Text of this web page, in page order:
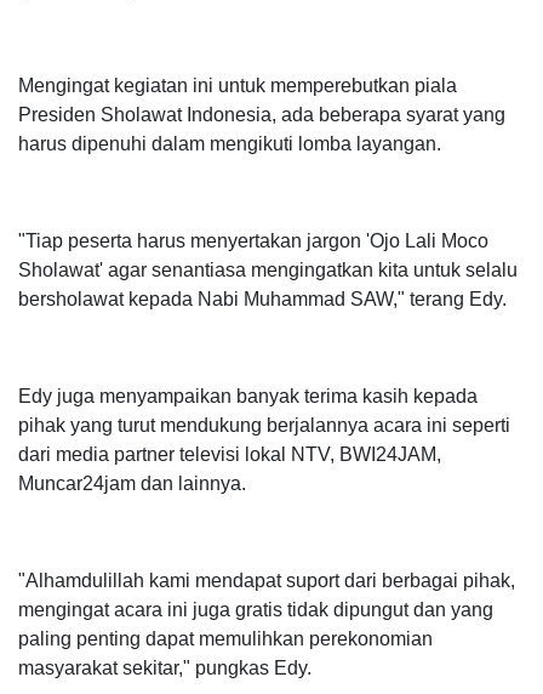
Mengingat kegiatan ini untuk memperebutkan piala
Presiden Sholawat Indonesia, ada beberapa syarat yang
harus dipenuhi dalam mengikuti lomba layangan.
"Tiap peserta harus menyertakan jargon 'Ojo Lali Moco
Sholawat' agar senantiasa mengingatkan kita untuk selalu
bersholawat kepada Nabi Muhammad SAW," terang Edy.
Edy juga menyampaikan banyak terima kasih kepada
pihak yang turut mendukung berjalannya acara ini seperti
dari media partner televisi lokal NTV, BWI24JAM,
Muncar24jam dan lainnya.
"Alhamdulillah kami mendapat suport dari berbagai pihak,
mengingat acara ini juga gratis tidak dipungut dan yang
paling penting dapat memulihkan perekonomian
masyarakat sekitar," pungkas Edy.